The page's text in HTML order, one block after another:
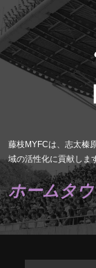
藤枝MYFCは、志太榛
域の活性化に貢献しま
ホームタ